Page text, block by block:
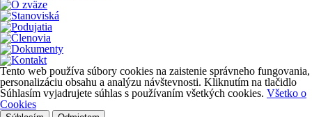
Tento web používa súbory cookies na zaistenie správneho fungovania,
personalizáciu obsahu a analýzu návštevnosti. Kliknutím na tlačidlo
Súhlasím vyjadrujete súhlas s používaním všetkých cookies. Všetko o
Cookies